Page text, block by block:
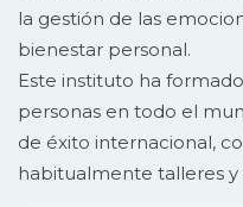
la gestión de las
bienestar personal.
Este instituto ha
personas en todo el
de éxito internacional,
habitualmente talleres y